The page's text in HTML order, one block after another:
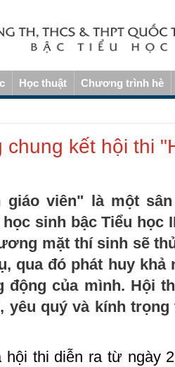
Học thuật Chương trình hè
chung kết hội thi
giáo viên" là một
sinh bậc Tiểu học
mặt thí sinh sẽ
qua đó phát huy khả
động của mình. Hội
yêu quý và kính
thi diễn ra từ ngày